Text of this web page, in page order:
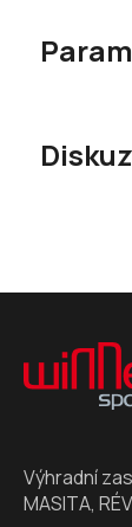
Z
Výhradní
MASITA,